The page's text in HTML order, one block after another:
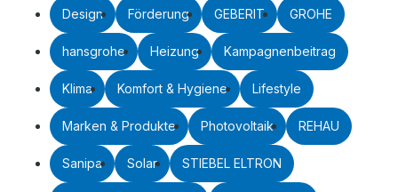
Design Förderung GEBERIT GROHE
hansgrohe Heizung Kampagnenbeitrag
Klima Komfort & Hygiene Lifestyle
Marken & Produkte Photovoltaik REHAU
Sanipa Solar STIEBEL ELTRON